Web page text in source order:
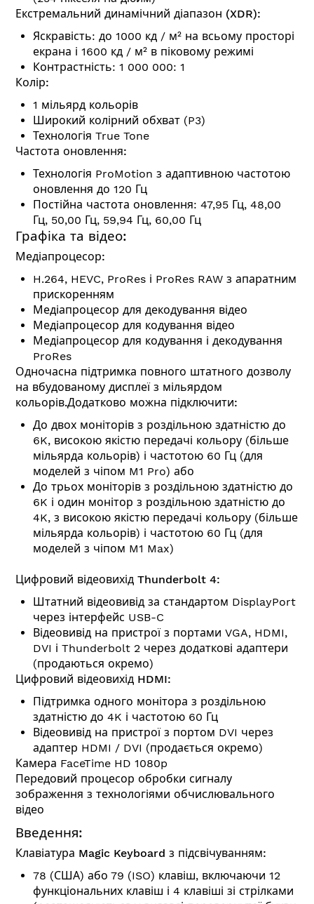
Екстремальний динамічний діапазон (XDR):
Яскравість: до 1000 кд / м² на всьому просторі
екрана і 1600 кд / м² в піковому режимі
Контрастність: 1 000 000: 1
Колір:
1 мільярд кольорів
Широкий колірний обхват (P3)
Технологія True Tone
Частота оновлення:
Технологія ProMotion з адаптивною частотою
оновлення до 120 Гц
Постійна частота оновлення: 47,95 Гц, 48,00
Гц, 50,00 Гц, 59,94 Гц, 60,00 Гц
Графіка та відео:
Медіапроцесор:
H.264, HEVC, ProRes і ProRes RAW з апаратним
прискоренням
Медіапроцесор для декодування відео
Медіапроцесор для кодування відео
Медіапроцесор для кодування і декодування
ProRes
Одночасна підтримка повного штатного дозволу
на вбудованому дисплеї з мільярдом
кольорів.Додатково можна підключити:
До двох моніторів з роздільною здатністю до
6K, високою якістю передачі кольору (більше
мільярда кольорів) і частотою 60 Гц (для
моделей з чіпом M1 Pro) або
До трьох моніторів з роздільною здатністю до
6K і один монітор з роздільною здатністю до
4K, з високою якістю передачі кольору (більше
мільярда кольорів) і частотою 60 Гц (для
моделей з чіпом M1 Max)
Цифровий відеовихід Thunderbolt 4:
Штатний відеовивід за стандартом DisplayPort
через інтерфейс USB-C
Відеовивід на пристрої з портами VGA, HDMI,
DVI і Thunderbolt 2 через додаткові адаптери
(продаються окремо)
Цифровий відеовихід HDMI:
Підтримка одного монітора з роздільною
здатністю до 4K і частотою 60 Гц
Відеовивід на пристрої з портом DVI через
адаптер HDMI / DVI (продається окремо)
Камера FaceTime HD 1080p
Передовий процесор обробки сигналу
зображення з технологіями обчислювального
відео
Введення:
Клавіатура Magic Keyboard з підсвічуванням:
78 (США) або 79 (ISO) клавіш, включаючи 12
функціональних клавіш і 4 клавіші зі стрілками